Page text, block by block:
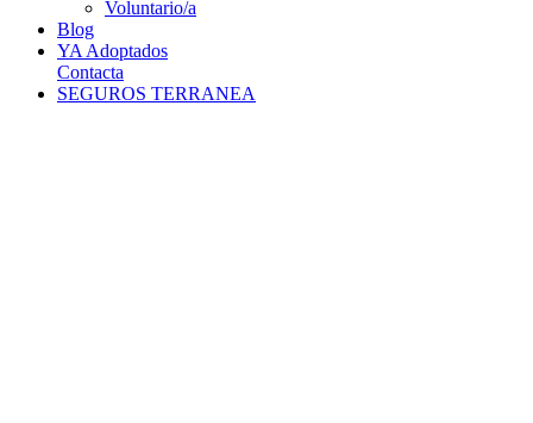
Voluntario/a
Blog
YA Adoptados
Contacta
SEGUROS TERRANEA